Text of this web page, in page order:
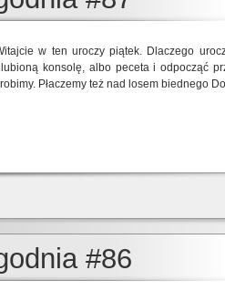
w ten uroczy piątek. Dlaczego
konsolę, albo peceta i odpocząć
Płaczemy też nad losem biednego
#86